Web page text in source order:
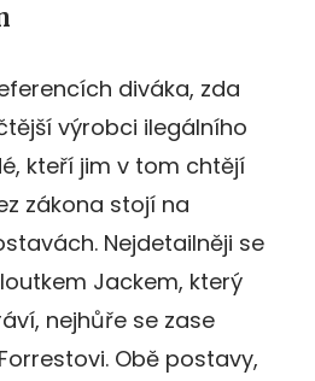
diváka, zda
výrobci ilegálního
kteří jim v tom chtějí
zákona stojí na
Nejdetailněji se
Jackem, který
nejhůře se zase
Obě postavy,